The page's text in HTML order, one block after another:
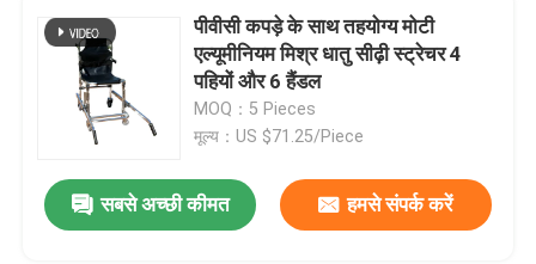
पीवीसी कपड़े के साथ तहयोग्य मोटी
एल्यूमीनियम मिश्र धातु सीढ़ी स्ट्रेचर 4
पहियों और 6 हैंडल
MOQ：5 Pieces
मूल्य：US $71.25/Piece
सबसे अच्छी कीमत हमसे संपर्क करें